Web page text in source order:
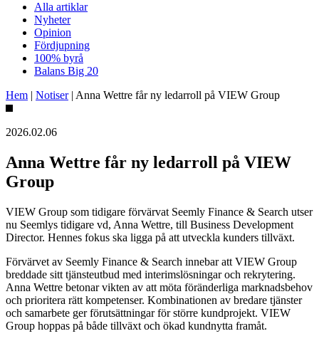
Alla artiklar
Nyheter
Opinion
Fördjupning
100% byrå
Balans Big 20
Hem | Notiser| Anna Wettre får ny ledarroll på VIEW Group
2026.02.06
Anna Wettre får ny ledarroll på VIEW
Group
VIEW Group som tidigare förvärvat Seemly Finance & Search utser
nu Seemlys tidigare vd, Anna Wettre, till Business Development
Director. Hennes fokus ska ligga på att utveckla kunders tillväxt.
Förvärvet av Seemly Finance & Search innebar att VIEW Group
breddade sitt tjänsteutbud med interimslösningar och rekrytering.
Anna Wettre betonar vikten av att möta föränderliga marknadsbehov
och prioritera rätt kompetenser. Kombinationen av bredare tjänster
och samarbete ger förutsättningar för större kundprojekt. VIEW
Group hoppas på både tillväxt och ökad kundnytta framåt.